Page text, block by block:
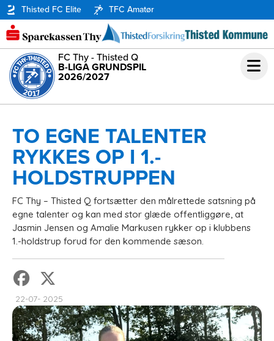
Thisted FC Elite TFC Amatør
FC Thy - Thisted Q
B-LIGA GRUNDSPIL
2026/2027
TO EGNE TALENTER
RYKKES OP I 1.-
HOLDSTRUPPEN
FC Thy – Thisted Q fortsætter den målrettede satsning på
egne talenter og kan med stor glæde offentliggøre, at
Jasmin Jensen og Amalie Markusen rykker op i klubbens
1.-holdstrup forud for den kommende sæson.
22-07- 2025